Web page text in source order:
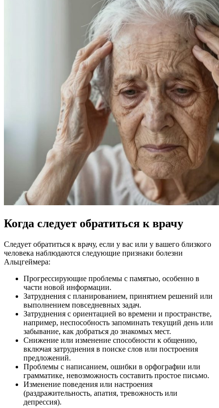
Когда следует обратиться к врачу
Следует обратиться к врачу, если у вас или у вашего близкого
человека наблюдаются следующие признаки болезни
Альцгеймера:
Прогрессирующие проблемы с памятью, особенно в
части новой информации.
Затруднения с планированием, принятием решений или
выполнением повседневных задач.
Затруднения с ориентацией во времени и пространстве,
например, неспособность запоминать текущий день или
забывание, как добраться до знакомых мест.
Снижение или изменение способности к общению,
включая затруднения в поиске слов или построения
предложений.
Проблемы с написанием, ошибки в орфографии или
грамматике, невозможность составить простое письмо.
Изменение поведения или настроения
(раздражительность, апатия, тревожность или
депрессия).